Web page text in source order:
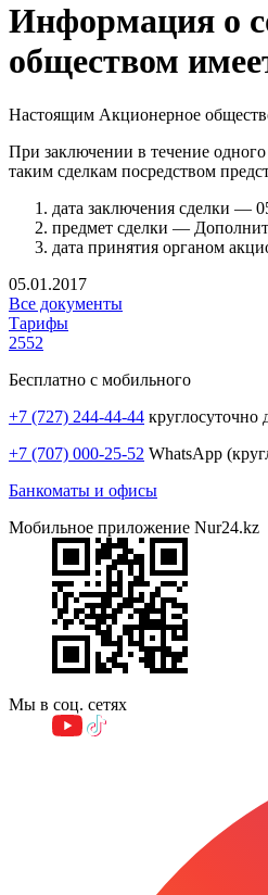
Информация о
обществом
Настоящим Акционерное
При заключении в течение
таким сделкам посредством
дата заключения сделки —
предмет сделки —
дата принятия органом
05.01.2017
Все документы
Тарифы
2552
Бесплатно с мобильного
+7 (727) 244-44-44 круглосуточно
+7 (707) 000-25-52 WhatsApp
Банкоматы и офисы
Мобильное приложение Nur24.kz
Мы в соц. сетях